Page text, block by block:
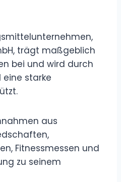
trägt maßgeblich
bei und wird durch
starke
aus
Fitnessmessen und
zu seinem